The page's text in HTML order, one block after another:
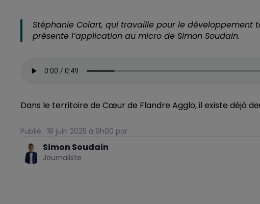
Stéphanie Colart, qui travaille pour le développement
présente l’application au micro de Simon Soudain.
Dans le territoire de Cœur de Flandre Agglo, il existe déjà
Publié : 18 juin 2025 à 9h00 par
Simon Soudain
Journaliste